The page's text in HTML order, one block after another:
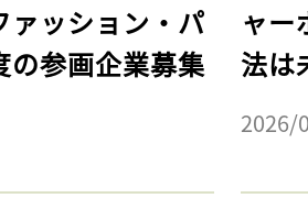
ァッション・パ
の参画企業募集
ャー
法は
2026/